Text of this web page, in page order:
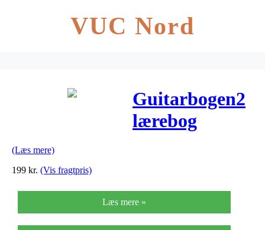
VUC Nord
Guitarbogen2
lærebog
(Læs mere)
199 kr. (Vis fragtpris)
Læs mere »